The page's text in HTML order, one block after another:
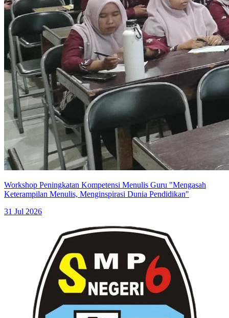
Workshop Peningkatan Kompetensi Menulis Guru "Mengasah
Keterampilan Menulis, Menginspirasi Dunia Pendidikan"
31 Jul 2026